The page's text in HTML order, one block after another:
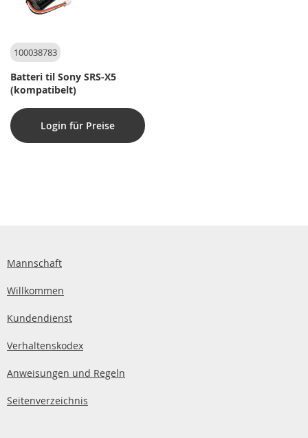
100038783
Batteri til Sony SRS-X5
(kompatibelt)
Login für Preise
Mannschaft
Willkommen
Kundendienst
Verhaltenskodex
Anweisungen und Regeln
Seitenverzeichnis